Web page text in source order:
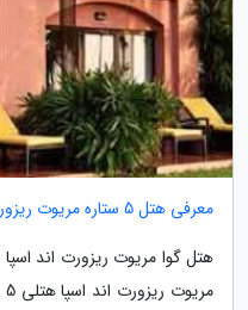
معرفی هتل 5 ستاره مریوت ریزورت اند اسپا در گوا